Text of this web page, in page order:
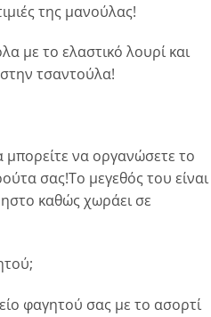
της μανούλας!
με το ελαστικό λουρί και
τσαντούλα!
μπορείτε να οργανώσετε το
σας!Το μεγεθός του είναι
καθώς χωράει σε
φαγητού σας με το ασορτί